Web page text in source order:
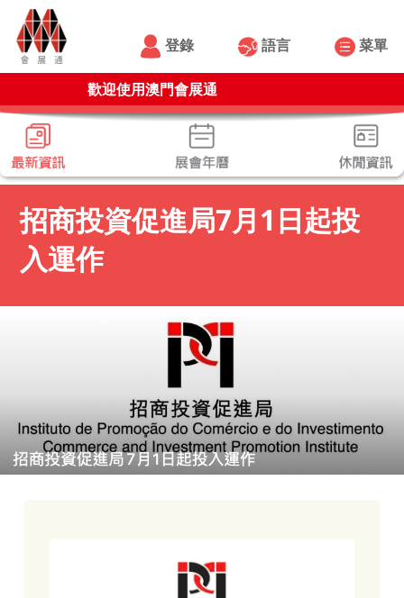
登錄 語言 菜單
歡迎使用澳門會展通
招商投資促進局7月1日起投
入運作